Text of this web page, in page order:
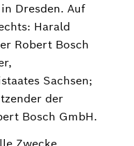
Dresden. Auf
Harald
Robert Bosch
Sachsen;
der
Bosch GmbH.